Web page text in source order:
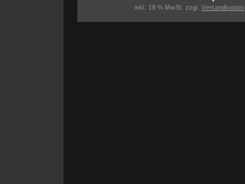
inkl. 19 % MwSt. zzgl. Versandkosten